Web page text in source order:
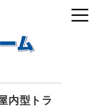
内型トラ